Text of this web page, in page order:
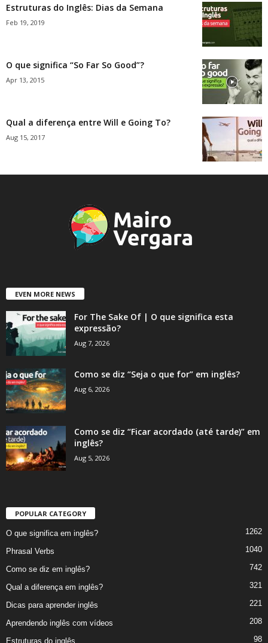
Estruturas do Inglês: Dias da Semana
Feb 19, 2019
O que significa “So Far So Good”?
Apr 13, 2015
Qual a diferença entre Will e Going To?
Aug 15, 2017
EVEN MORE NEWS
For The Sake Of | O que significa esta
expressão?
Aug 7, 2026
Como se diz “Seja o que for” em inglês?
Aug 6, 2026
Como se diz “Ficar acordado (até tarde)” em
inglês?
Aug 5, 2026
POPULAR CATEGORY
O que significa em inglês? 1262
Phrasal Verbs 1040
Como se diz em inglês? 742
Qual a diferença em inglês? 321
Dicas para aprender inglês 221
Aprendendo inglês com vídeos 208
Estruturas do inglês 98